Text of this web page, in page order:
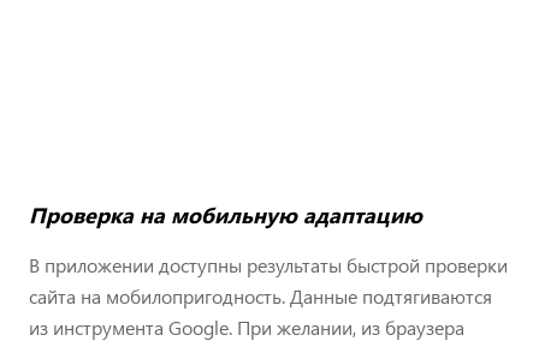
Проверка на мобильную адаптацию
В приложении доступны результаты быстрой проверки
сайта на мобилопригодность. Данные подтягиваются
из инструмента Google. При желании, из браузера